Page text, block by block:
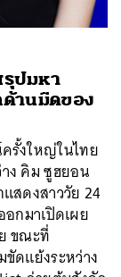
รุปมหา
านมืดของ
รั้งใหญ่ในไทย
ง คิม ซูฮยอน
สดงสาววัย 24
กมาเปิดเผย
ขณะที่
ดแย้งระหว่าง